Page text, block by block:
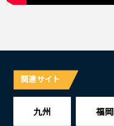
関連サイト
九州 福岡